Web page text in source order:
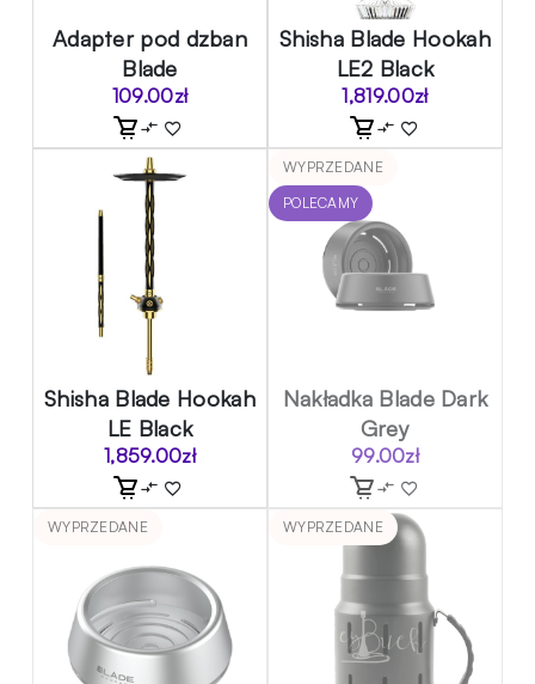
Adapter pod dzban
Blade
109.00zł
Shisha Blade Hookah
LE2 Black
1,819.00zł
Shisha Blade Hookah
LE Black
1,859.00zł
WYPRZEDANE
POLECAMY
Nakładka Blade Dark
Grey
99.00zł
WYPRZEDANE WYPRZEDANE